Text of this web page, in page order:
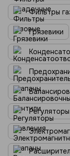
Фильтры
Грязевики